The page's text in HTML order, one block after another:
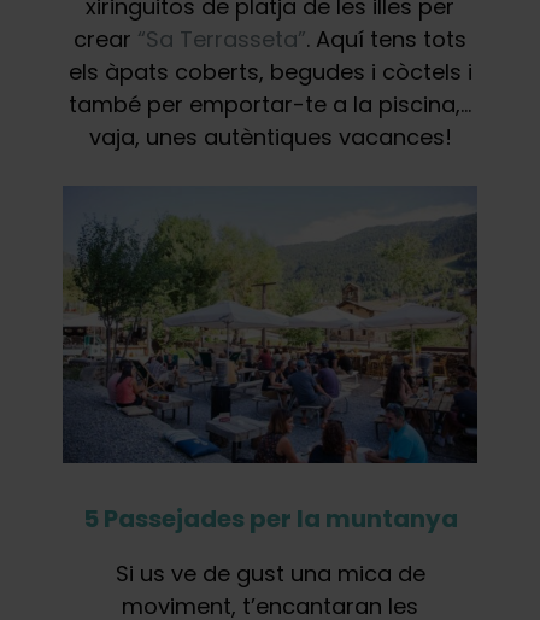
xiringuitos de platja de les illes per
crear “Sa Terrasseta”. Aquí tens tots
els àpats coberts, begudes i còctels i
també per emportar-te a la piscina,…
vaja, unes autèntiques vacances!
5 Passejades per la muntanya
Si us ve de gust una mica de
moviment, t’encantaran les